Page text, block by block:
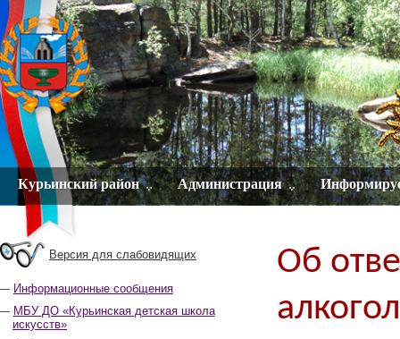
Курьинский район Администрация
Версия для слабовидящих
Информационные сообщения
МБУ ДО «Курьинская детская школа
искусств»
Об